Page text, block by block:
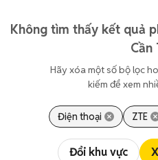
Không tìm thấy kết quả
Cần
Hãy xóa một số bộ lọc
kiếm để xem
Điện thoại ZTE
Đổi khu vực